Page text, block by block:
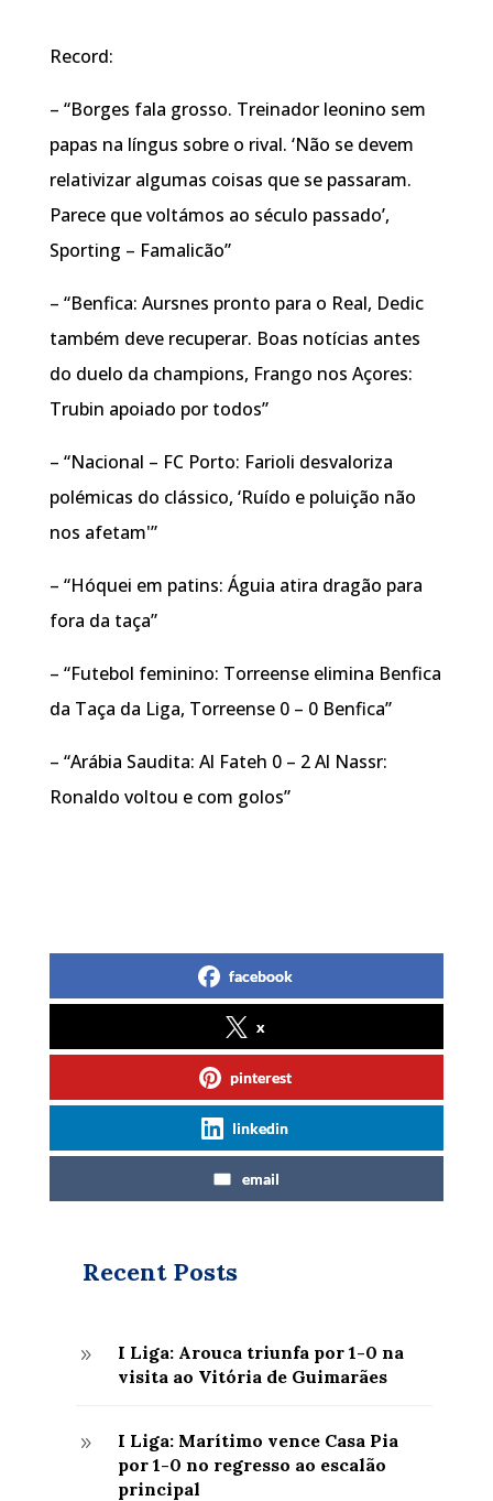
Record:
– “Borges fala grosso. Treinador leonino sem
papas na língus sobre o rival. ‘Não se devem
relativizar algumas coisas que se passaram.
Parece que voltámos ao século passado’,
Sporting – Famalicão”
– “Benfica: Aursnes pronto para o Real, Dedic
também deve recuperar. Boas notícias antes
do duelo da champions, Frango nos Açores:
Trubin apoiado por todos”
– “Nacional – FC Porto: Farioli desvaloriza
polémicas do clássico, ‘Ruído e poluição não
nos afetam'”
– “Hóquei em patins: Águia atira dragão para
fora da taça”
– “Futebol feminino: Torreense elimina Benfica
da Taça da Liga, Torreense 0 – 0 Benfica”
– “Arábia Saudita: Al Fateh 0 – 2 Al Nassr:
Ronaldo voltou e com golos”
facebook
x
pinterest
linkedin
email
Recent Posts
9
I Liga: Arouca triunfa por 1-0 na
visita ao Vitória de Guimarães
9
I Liga: Marítimo vence Casa Pia
por 1-0 no regresso ao escalão
principal